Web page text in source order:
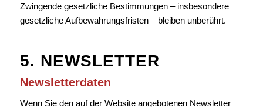
Zwingende gesetzliche Bestimmungen – insbesondere
gesetzliche Aufbewahrungsfristen – bleiben unberührt.
5. NEWSLETTER
Newsletter­daten
Wenn Sie den auf der Website angebotenen Newsletter